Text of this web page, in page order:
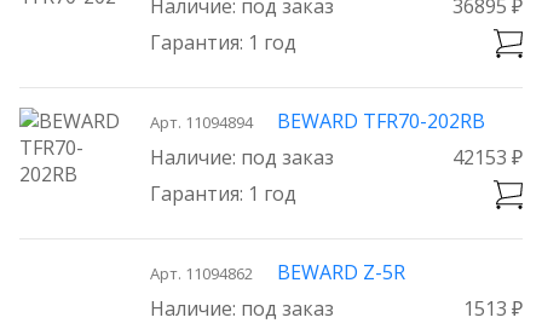
под заказ
36895 ₽
1 год
под заказ
Арт. 11094894
BEWARD TFR70-202RB
42153 ₽
1 год
под заказ
Арт. 11094862
BEWARD Z-5R
1513 ₽